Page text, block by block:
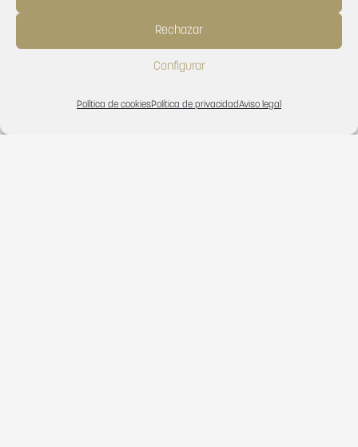
Rechazar
Configurar
Política de cookiesPolítica de privacidadAviso legal